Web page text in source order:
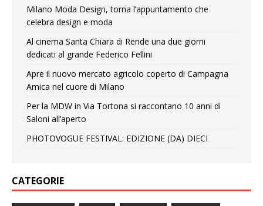
Milano Moda Design, torna l’appuntamento che
celebra design e moda
Al cinema Santa Chiara di Rende una due giorni
dedicati al grande Federico Fellini
Apre il nuovo mercato agricolo coperto di Campagna
Amica nel cuore di Milano
Per la MDW in Via Tortona si raccontano 10 anni di
Saloni all’aperto
PHOTOVOGUE FESTIVAL: EDIZIONE (DA) DIECI
CATEGORIE